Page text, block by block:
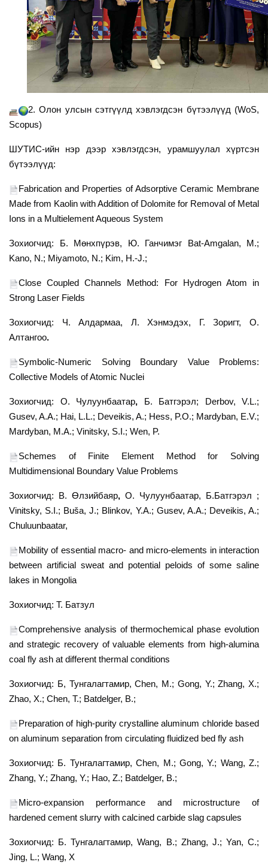
2. Олон улсын сэтгүүлд хэвлэгдсэн бүтээлүүд (WoS,
Scopus)
ШУТИС-ийн нэр дээр хэвлэгдсэн, урамшуулал хүртсэн
бүтээлүүд:
Fabrication and Properties of Adsorptive Ceramic Membrane
Made from Kaolin with Addition of Dolomite for Removal of Metal
Ions in a Multielement Aqueous System
Зохиогчид: Б. Мөнхпүрэв,
Ю. Ганчимэг Bat-Amgalan, M.;
Kano, N.; Miyamoto, N.; Kim, H.-J.;
Close Coupled Channels Method: For Hydrogen Atom in
Strong Laser Fields
Зохиогчид:
Ч. Алдармаа, Л. Хэнмэдэх, Г. Зоригт, О.
Алтангоо.
Symbolic-Numeric Solving Boundary Value Problems:
Collective Models of Atomic Nuclei
Зохиогчид: О. Чулуунбаатар,
Б. Батгэрэл; Derbov, V.L.;
Gusev, A.A.; Hai, L.L.; Deveikis, A.; Hess, P.O.; Mardyban, E.V.;
Mardyban, M.A.; Vinitsky, S.I.; Wen, P.
Schemes of Finite Element Method for Solving
Multidimensional Boundary Value Problems
Зохиогчид: В. Өлзийбаяр, О. Чулуунбаатар, Б.Батгэрэл ;
Vinitsky, S.I.; Buša, J.; Blinkov, Y.A.; Gusev, A.A.; Deveikis, A.;
Chuluunbaatar,
Mobility of essential macro- and micro-elements in interaction
between artificial sweat and potential peloids of some saline
lakes in Mongolia
Зохиогчид: Т. Батзул
Comprehensive analysis of thermochemical phase evolution
and strategic recovery of valuable elements from high-alumina
coal fly ash at different thermal conditions
Зохиогчид: Б, Тунгалагтамир, Chen, M.; Gong, Y.; Zhang, X.;
Zhao, X.; Chen, T.; Batdelger, B.;
Preparation of high-purity crystalline aluminum chloride based
on aluminum separation from circulating fluidized bed fly ash
Зохиогчид: Б. Тунгалагтамир, Chen, M.; Gong, Y.; Wang, Z.;
Zhang, Y.; Zhang, Y.; Hao, Z.; Batdelger, B.;
Micro-expansion performance and microstructure of
hardened cement slurry with calcined carbide slag capsules
Зохиогчид:
Б. Тунгалагтамир, Wang, B.; Zhang, J.; Yan, C.;
Jing, L.; Wang, X